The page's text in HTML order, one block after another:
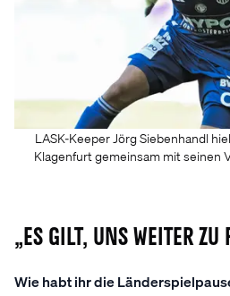
LASK-Keeper Jörg Siebenhandl
Klagenfurt gemeinsam mit seinen
„Es gilt, uns weiter zu
Wie habt ihr die